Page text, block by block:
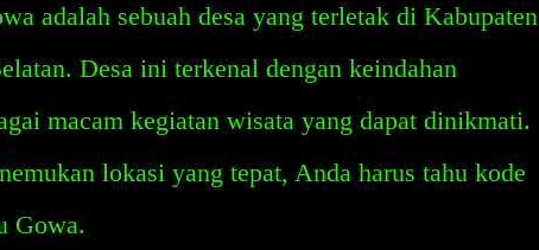
adalah sebuah desa yang terletak di Kabupaten
Desa ini terkenal dengan keindahan
macam kegiatan wisata yang dapat dinikmati.
lokasi yang tepat, Anda harus tahu kode
Gowa.